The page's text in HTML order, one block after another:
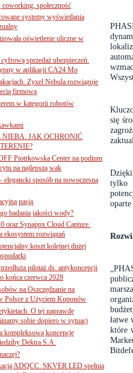
się
tylko
łatwe
które
społeczność
systemy wyświetlania
oświetlenie uliczne w
sprzedaż ubezpieczeń.
w aplikacji CA24 Mo
Zyxel Nebula rozwiązuje
firmową
w kategorii robotów
NIEBA. JAK OCHRONIĆ
Piotrkowska Center na podium
na najlepszą wak
sposób na nowoczesną
pasją
badania jakości wody?
oraz Synappx Cloud Capture.
ekosystem rozwiązań
koszt kolejnej dużej
pilotaż ds. antykoncepcji
końca czerwca 2028
na Oszczędzanie na
Polsce z Użyciem Kuponów
O tej naprawdę
sobie dopiero w sytuacj
kompleksową koncepcję
Dektra S.A.
ADQCC. SKVER LED spełnia